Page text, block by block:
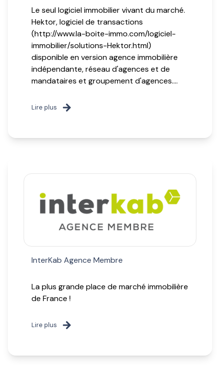
Le seul logiciel immobilier vivant du marché.
Hektor, logiciel de transactions
(http://www.la-boite-immo.com/logiciel-
immobilier/solutions-Hektor.html)
disponible en version agence immobilière
indépendante, réseau d'agences et de
mandataires et groupement d'agences....
Lire plus
InterKab Agence Membre
La plus grande place de marché immobilière
de France !
Lire plus